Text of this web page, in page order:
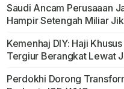
Saudi Ancam Perusaaan
Hampir Setengah Miliar
Kemenhaj DIY: Haji
Tergiur Berangkat Lewat
Perdokhi Dorong